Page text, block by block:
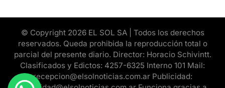
© Copyright 2026 EL SOL SA | Todos los derechos
reservados. Queda prohibida la reproducción total o
parcial del presente diario. Director: Horacio Schivintt.
Clasificados y Edictos: 4257-6325 Interno 101 Mail:
recepcion@elsolnoticias.com.ar Publicidad: